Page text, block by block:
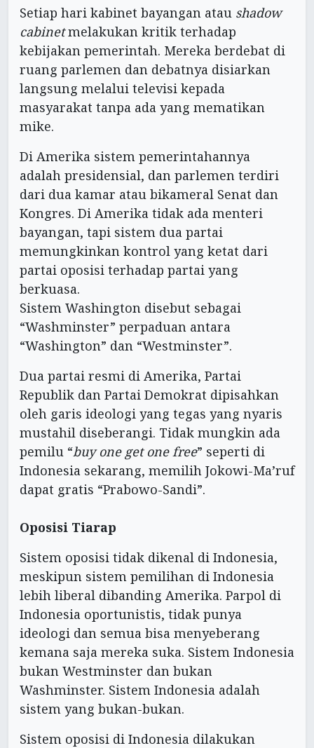
Setiap hari kabinet bayangan atau shadow
cabinetmelakukan kritik terhadap
kebijakan pemerintah. Mereka berdebat di
ruang parlemen dan debatnya disiarkan
langsung melalui televisi kepada
masyarakat tanpa ada yang mematikan
mike.
Di Amerika sistem pemerintahannya
adalah presidensial, dan parlemen terdiri
dari dua kamar atau bikameral Senat dan
Kongres. Di Amerika tidak ada menteri
bayangan, tapi sistem dua partai
memungkinkan kontrol yang ketat dari
partai oposisi terhadap partai yang
berkuasa.
Sistem Washington disebut sebagai
“Washminster” perpaduan antara
“Washington” dan “Westminster”.
Dua partai resmi di Amerika, Partai
Republik dan Partai Demokrat dipisahkan
oleh garis ideologi yang tegas yang nyaris
mustahil diseberangi. Tidak mungkin ada
pemilu “buy one get one free” seperti di
Indonesia sekarang, memilih Jokowi-Ma’ruf
dapat gratis “Prabowo-Sandi”.
Oposisi Tiarap
Sistem oposisi tidak dikenal di Indonesia,
meskipun sistem pemilihan di Indonesia
lebih liberal dibanding Amerika. Parpol di
Indonesia oportunistis, tidak punya
ideologi dan semua bisa menyeberang
kemana saja mereka suka. Sistem Indonesia
bukan Westminster dan bukan
Washminster. Sistem Indonesia adalah
sistem yang bukan-bukan.
Sistem oposisi di Indonesia dilakukan